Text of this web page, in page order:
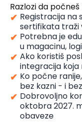
Razlozi da počneš
Registracija na
sertifikata traži
Potrebna je
u magacinu,
Ako koristiš
integracija koja
Ko počne
bez kazni - i
Dobrovoljno
oktobra 2027.
obaveze